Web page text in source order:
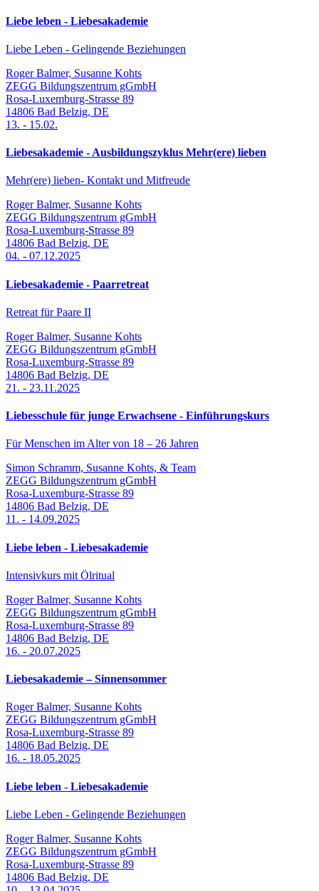
Liebe leben - Liebesakademie
Liebe Leben - Gelingende Beziehungen
Roger Balmer, Susanne Kohts
ZEGG Bildungszentrum gGmbH
Rosa-Luxemburg-Strasse 89
14806 Bad Belzig, DE
13. - 15.02.
Liebesakademie - Ausbildungszyklus Mehr(ere) lieben
Mehr(ere) lieben- Kontakt und Mitfreude
Roger Balmer, Susanne Kohts
ZEGG Bildungszentrum gGmbH
Rosa-Luxemburg-Strasse 89
14806 Bad Belzig, DE
04. - 07.12.2025
Liebesakademie - Paarretreat
Retreat für Paare II
Roger Balmer, Susanne Kohts
ZEGG Bildungszentrum gGmbH
Rosa-Luxemburg-Strasse 89
14806 Bad Belzig, DE
21. - 23.11.2025
Liebesschule für junge Erwachsene - Einführungskurs
Für Menschen im Alter von 18 – 26 Jahren
Simon Schramm, Susanne Kohts, & Team
ZEGG Bildungszentrum gGmbH
Rosa-Luxemburg-Strasse 89
14806 Bad Belzig, DE
11. - 14.09.2025
Liebe leben - Liebesakademie
Intensivkurs mit Ölritual
Roger Balmer, Susanne Kohts
ZEGG Bildungszentrum gGmbH
Rosa-Luxemburg-Strasse 89
14806 Bad Belzig, DE
16. - 20.07.2025
Liebesakademie – Sinnensommer
Roger Balmer, Susanne Kohts
ZEGG Bildungszentrum gGmbH
Rosa-Luxemburg-Strasse 89
14806 Bad Belzig, DE
16. - 18.05.2025
Liebe leben - Liebesakademie
Liebe Leben - Gelingende Beziehungen
Roger Balmer, Susanne Kohts
ZEGG Bildungszentrum gGmbH
Rosa-Luxemburg-Strasse 89
14806 Bad Belzig, DE